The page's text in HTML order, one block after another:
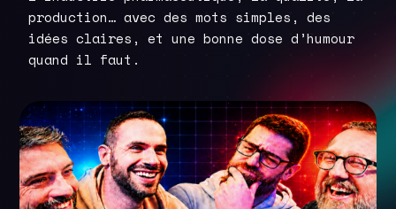
production… avec des mots simples, des
idées claires, et une bonne dose d’humour
quand il faut.